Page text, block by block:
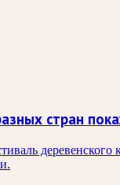
стран
деревенского